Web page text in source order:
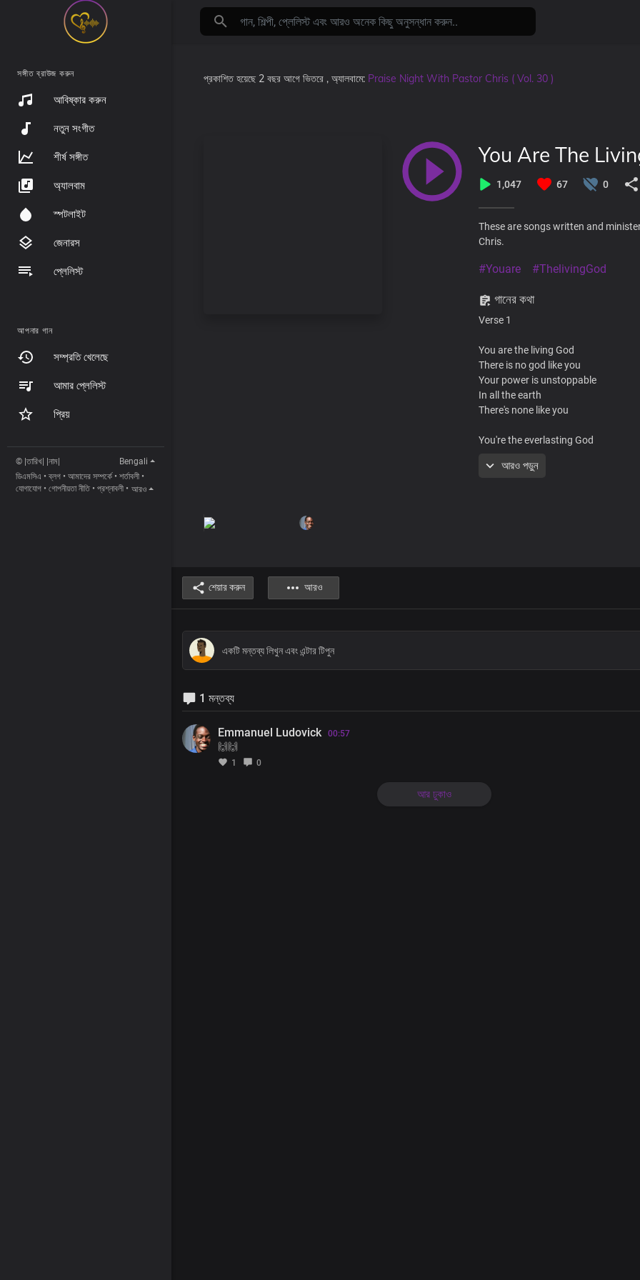
সঙ্গীত ব্রাউজ করুন
আবিষ্কার করুন
নতুন সংগীত
শীর্ষ সঙ্গীত
অ্যালবাম
স্পটলাইট
জেনারস
প্লেলিস্ট
আপনার গান
সম্প্রতি খেলেছে
আমার প্লেলিস্ট
প্রিয়
© |তারিখ| |নাম|
Bengali
ডিএমসিএ •ব্লগ • আমাদের সম্পর্কে • শর্তাবলী •
যোগাযোগ • গোপনীয়তা নীতি • প্রশ্নাবলী • আরও
প্রকাশিত হয়েছে 2 বছর আগে ভিতরে , অ্যালবামে: Praise Night With Pastor Chris ( Vol. 30 )
You Are The
1,047 67 0
These are songs written and
Chris.
#Youare #ThelivingGod
গানের কথা
Verse 1
You are the living God
There is no god like you
Your power is unstoppable
In all the earth
There's none like you
You're the everlasting God
That's who you are
We sing, hallelujah
There's none like you
আরও পড়ুন
শেয়ার করুন আরও
1 মন্তব্য
Emmanuel Ludovick 00:57
🙌🙌
1 0
আর ঢুকাও